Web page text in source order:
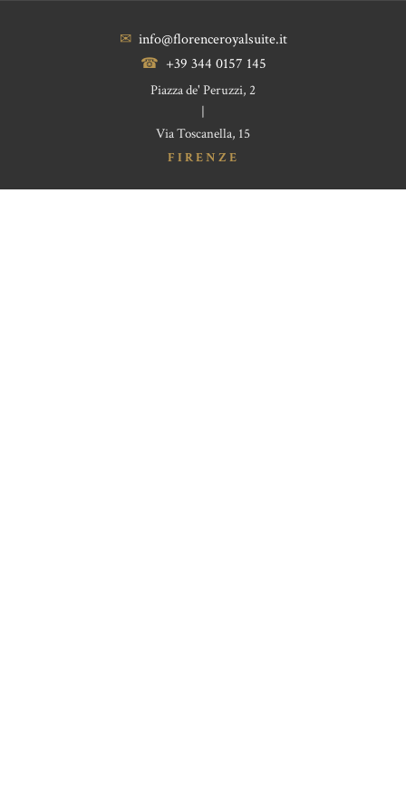
✉ info@florenceroyalsuite.it
☎ +39 344 0157 145
Piazza de' Peruzzi, 2
|
Via Toscanella, 15
FIRENZE